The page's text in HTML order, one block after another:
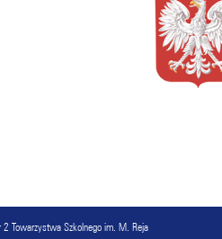
2 Towarzystwa Szkolnego im. M. Reja